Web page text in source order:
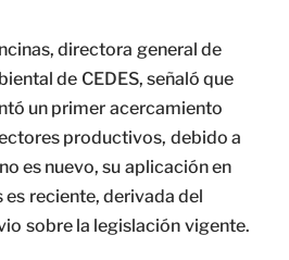
directora general de
de CEDES, señaló que
un primer acercamiento
productivos, debido a
es nuevo, su aplicación en
reciente, derivada del
sobre la legislación vigente.